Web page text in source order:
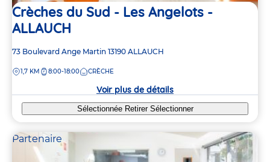
Crèches du Sud - Les Angelots -
ALLAUCH
Adresse
la
73 Boulevard Ange Martin 13190 ALLAUCH
DISTANCE
1,7 KM 8:00-18:00 CRÈCHE
Voir plus de détails
Sélectionnée Retirer Sélectionner
Partenaire